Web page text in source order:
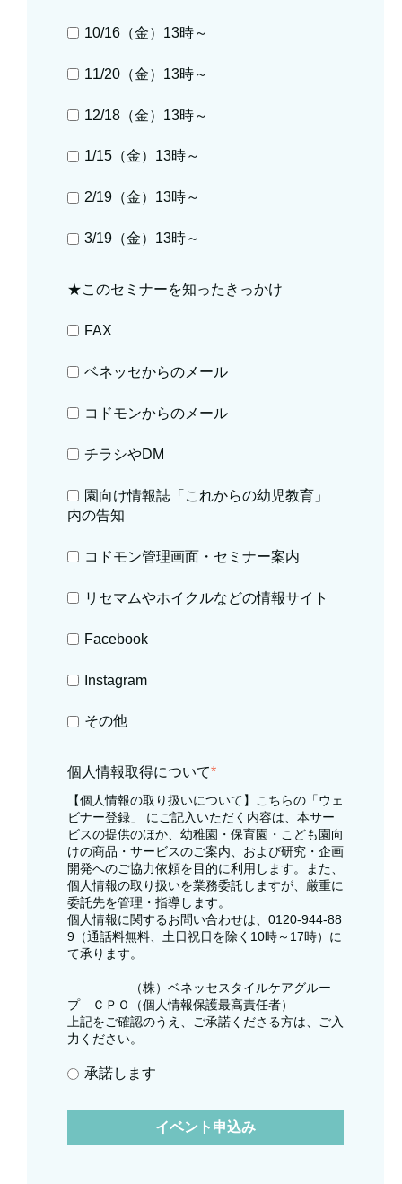
10/16（金）13時～
11/20（金）13時～
12/18（金）13時～
1/15（金）13時～
2/19（金）13時～
3/19（金）13時～
★このセミナーを知ったきっかけ
FAX
ベネッセからのメール
コドモンからのメール
チラシやDM
園向け情報誌「これからの幼児教育」
内の告知
コドモン管理画面・セミナー案内
リセマムやホイクルなどの情報サイト
Facebook
Instagram
その他
個人情報取得について*
【個人情報の取り扱いについて】こちらの「ウェ
ビナー登録」 にご記入いただく内容は、本サー
ビスの提供のほか、幼稚園・保育園・こども園向
けの商品・サービスのご案内、および研究・企画
開発へのご協力依頼を目的に利用します。また、
個人情報の取り扱いを業務委託しますが、厳重に
委託先を管理・指導します。
個人情報に関するお問い合わせは、0120-944-88
9（通話料無料、土日祝日を除く10時～17時）に
て承ります。
（株）ベネッセスタイルケアグルー
プ ＣＰＯ（個人情報保護最高責任者）
上記をご確認のうえ、ご承諾くださる方は、ご入
力ください。
承諾します